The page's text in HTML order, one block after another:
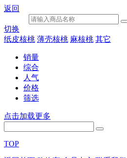
返回
切换
纸皮核桃 薄壳核桃 麻核桃 其它
销量
综合
人气
价格
筛选
点击加载更多
TOP